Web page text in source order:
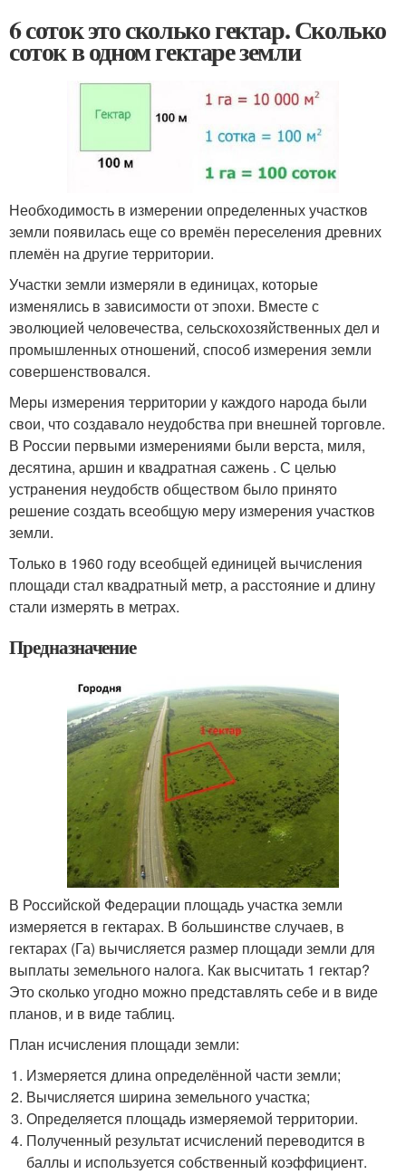
6 соток это сколько гектар. Сколько
соток в одном гектаре земли
Необходимость в измерении определенных участков
земли появилась еще со времён переселения древних
племён на другие территории.
Участки земли измеряли в единицах, которые
изменялись в зависимости от эпохи. Вместе с
эволюцией человечества, сельскохозяйственных дел и
промышленных отношений, способ измерения земли
совершенствовался.
Меры измерения территории у каждого народа были
свои, что создавало неудобства при внешней торговле.
В России первыми измерениями были верста, миля,
десятина, аршин и квадратная сажень . С целью
устранения неудобств обществом было принято
решение создать всеобщую меру измерения участков
земли.
Только в 1960 году всеобщей единицей вычисления
площади стал квадратный метр, а расстояние и длину
стали измерять в метрах.
Предназначение
В Российской Федерации площадь участка земли
измеряется в гектарах. В большинстве случаев, в
гектарах (Га) вычисляется размер площади земли для
выплаты земельного налога. Как высчитать 1 гектар?
Это сколько угодно можно представлять себе и в виде
планов, и в виде таблиц.
План исчисления площади земли:
Измеряется длина определённой части земли;
Вычисляется ширина земельного участка;
Определяется площадь измеряемой территории.
Полученный результат исчислений переводится в
баллы и используется собственный коэффициент.